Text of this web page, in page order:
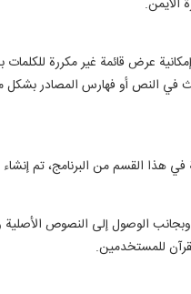
الأيمن.
عرض قائمة غير مكررة للكلمات
في النص أو فهارس المصادر بشكل
في هذا القسم من البرنامج، تم
الوصول إلى النصوص
للمستخدمين.